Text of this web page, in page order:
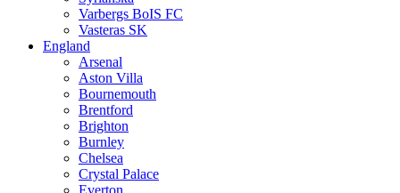
Varbergs BoIS FC
Vasteras SK
England
Arsenal
Aston Villa
Bournemouth
Brentford
Brighton
Burnley
Chelsea
Crystal Palace
Everton